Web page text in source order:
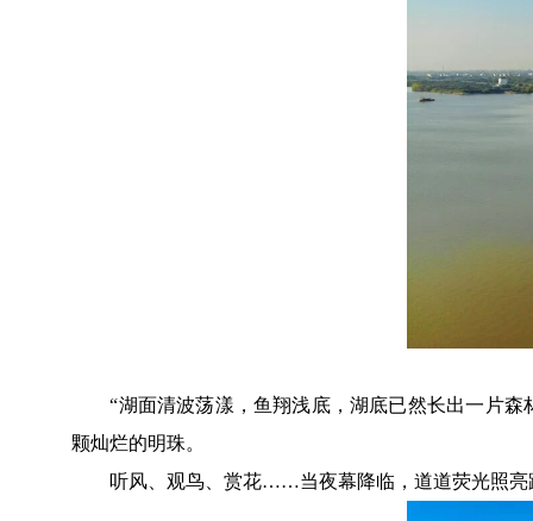
“湖面清波荡漾，鱼翔浅底，湖底已然长出一片森
颗灿烂的明珠。
听风、观鸟、赏花……当夜幕降临，道道荧光照亮路